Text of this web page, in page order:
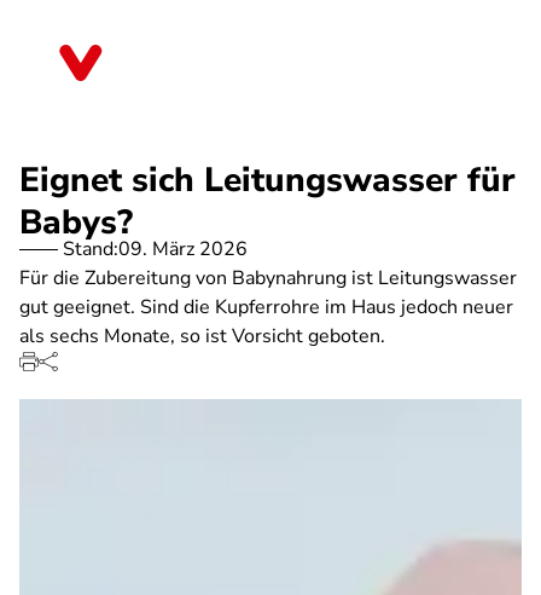
Eignet sich Leitungswasser für
Babys?
Stand:09. März 2026
Für die Zubereitung von Babynahrung ist Leitungswasser
gut geeignet. Sind die Kupferrohre im Haus jedoch neuer
als sechs Monate, so ist Vorsicht geboten.